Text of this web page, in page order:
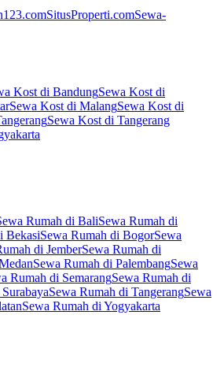
SitusProperti.comSewa-
Kost di BandungSewa Kost di
Sewa Kost di MalangSewa Kost di
Sewa Kost di Tangerang
Rumah di BaliSewa Rumah di
BekasiSewa Rumah di BogorSewa
di JemberSewa Rumah di
Sewa Rumah di PalembangSewa
Rumah di SemarangSewa Rumah di
Sewa Rumah di TangerangSewa
Sewa Rumah di Yogyakarta